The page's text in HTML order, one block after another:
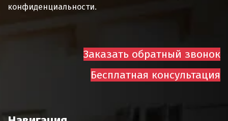
конфиденциальности.
Заказать обратный звонок
Бесплатная консультация